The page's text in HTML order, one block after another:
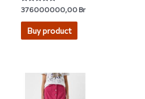
Rated
4.67
out of 5
376000000,00Br
Buy product